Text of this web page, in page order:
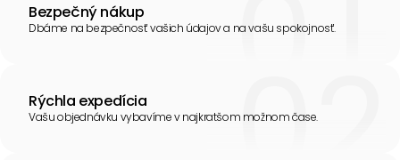
Bezpečný nákup
Dbáme na bezpečnosť vašich údajov a na vašu spokojnosť.
Rýchla expedícia
Vašu objednávku vybavíme v najkratšom možnom čase.